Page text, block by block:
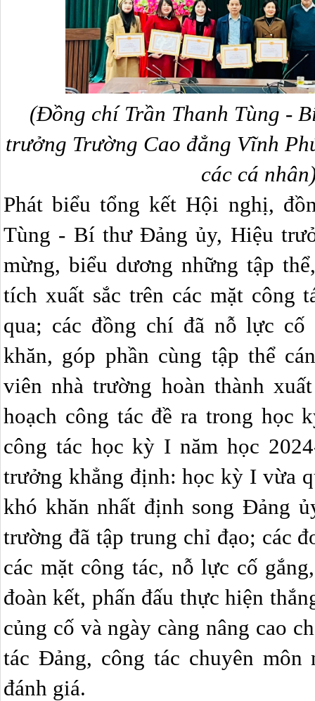
(Đồng chí Trần Thanh Tùng -
trưởng Trường Cao đẳng Vĩnh
các cá
Phát biểu tổng kết Hội nghị,
Tùng - Bí thư Đảng ủy, Hiệu
mừng, biểu dương những tập
tích xuất sắc trên các mặt công
qua; các đồng chí đã nỗ lực cố
khăn, góp phần cùng tập thể
viên nhà trường hoàn thành
hoạch công tác đề ra trong học
công tác học kỳ I năm học
trưởng khẳng định: học kỳ I vừa
khó khăn nhất định song Đảng
trường đã tập trung chỉ đạo; các
các mặt công tác, nỗ lực cố
đoàn kết, phấn đấu thực hiện
củng cố và ngày càng nâng cao
tác Đảng, công tác chuyên môn
đánh giá.